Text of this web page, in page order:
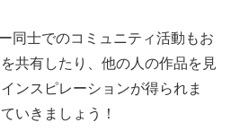
同士でのコミュニティ活動もお
共有したり、他の人の作品を見
ンスピレーションが得られま
いきましょう！